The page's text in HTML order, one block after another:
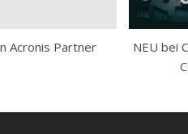
Acronis Partner
NEU bei